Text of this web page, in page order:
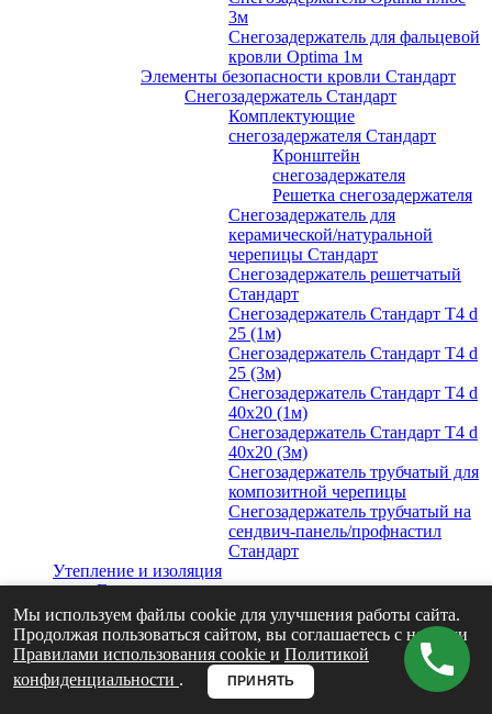
3м
Снегозадержатель для фальцевой
кровли Optima 1м
Элементы безопасности кровли Стандарт
Снегозадержатель Стандарт
Комплектующие
снегозадержателя Стандарт
Кронштейн
снегозадержателя
Решетка снегозадержателя
Снегозадержатель для
керамической/натуральной
черепицы Стандарт
Снегозадержатель решетчатый
Стандарт
Снегозадержатель Стандарт Т4 d
25 (1м)
Снегозадержатель Стандарт Т4 d
25 (3м)
Снегозадержатель Стандарт Т4 d
40х20 (1м)
Снегозадержатель Стандарт Т4 d
40х20 (3м)
Снегозадержатель трубчатый для
композитной черепицы
Снегозадержатель трубчатый на
сендвич-панель/профнастил
Стандарт
Утепление и изоляция
Гидро-ветрозащита и пароизоляция
Grand Line
Утеплитель для кровли
Для мансарды
Для чердачных перекрытий
Вентиляция
Мы используем файлы cookie для улучшения работы сайта.
Продолжая пользоваться сайтом, вы соглашаетесь с нашими
Правилами использования cookie и Политикой
конфиденциальности . ПРИНЯТЬ